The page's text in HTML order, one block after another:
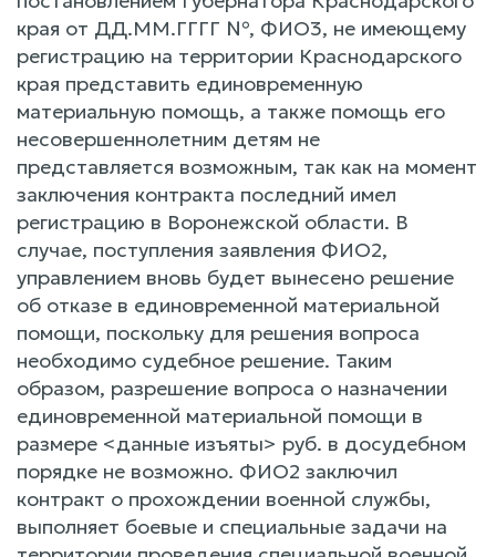
края от ДД.ММ.ГГГГ №, ФИО3, не имеющему
регистрацию на территории Краснодарского
края представить единовременную
материальную помощь, а также помощь его
несовершеннолетним детям не
представляется возможным, так как на момент
заключения контракта последний имел
регистрацию в Воронежской области. В
случае, поступления заявления ФИО2,
управлением вновь будет вынесено решение
об отказе в единовременной материальной
помощи, поскольку для решения вопроса
необходимо судебное решение. Таким
образом, разрешение вопроса о назначении
единовременной материальной помощи в
размере <данные изъяты> руб. в досудебном
порядке не возможно. ФИО2 заключил
контракт о прохождении военной службы,
выполняет боевые и специальные задачи на